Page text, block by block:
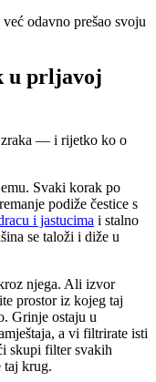
odavno prešao svoju
u prljavoj
zraka — i rijetko ko o
Svaki korak po
podiže čestice s
i jastucima i stalno
se taloži i diže u
njega. Ali izvor
prostor iz kojeg taj
Grinje ostaju u
a vi filtrirate isti
skupi filter svakih
taj krug.